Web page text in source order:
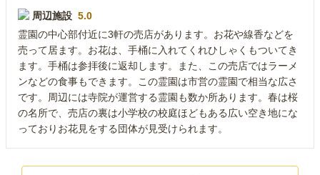
周辺施設 5.0
霊園の中心部付近に3軒の売店があります。お花や線香などを
売って居ます。お花は、手桶に入れてくれひしゃくもついてき
ます。手桶は参拝後に返却します。また、この売店ではラーメ
ンなどの食事もできます。この霊園は市営の霊園で相当な広さ
です。周辺には寺院が運営する霊園も数か所あります。春は桜
の名所で、売店の裏は小学校の校庭ほどもある広い空き地にな
っておりお花見をする団体が見受けられます。